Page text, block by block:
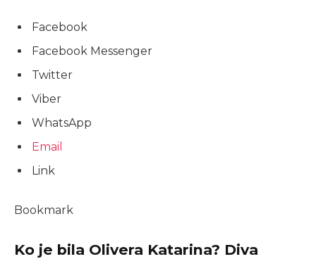
Facebook
Facebook Messenger
Twitter
Viber
WhatsApp
Email
Link
Bookmark
Ko je bila Olivera Katarina? Diva